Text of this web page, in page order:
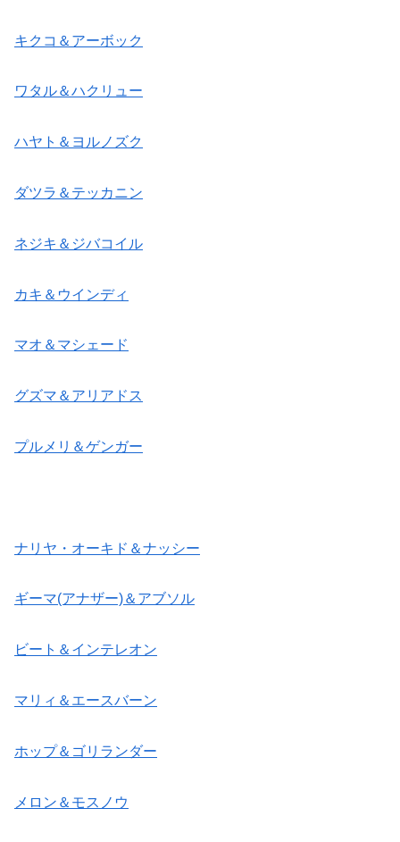
キクコ＆アーボック
ワタル＆ハクリュー
ハヤト＆ヨルノズク
ダツラ＆テッカニン
ネジキ＆ジバコイル
カキ＆ウインディ
マオ＆マシェード
グズマ＆アリアドス
プルメリ＆ゲンガー
ナリヤ・オーキド＆ナッシー
ギーマ(アナザー)＆アブソル
ビート＆インテレオン
マリィ＆エースバーン
ホップ＆ゴリランダー
メロン＆モスノウ